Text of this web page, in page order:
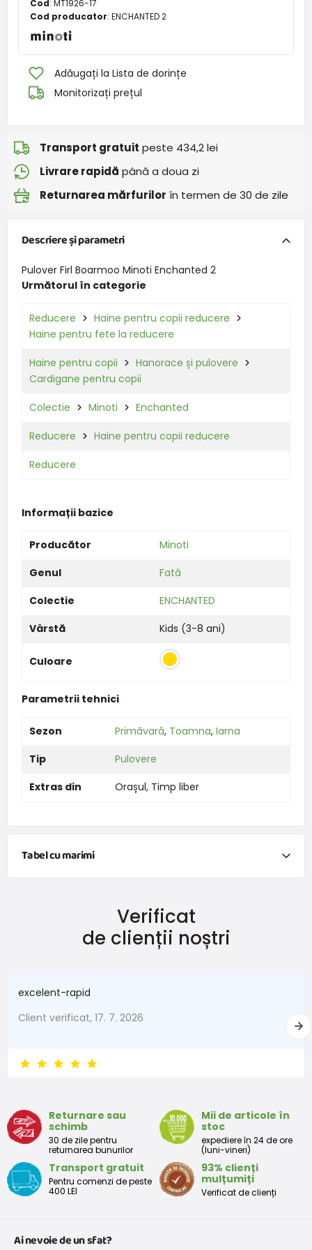
Cod : MT1926-17
Cod producator: ENCHANTED 2
Adăugați la Lista de dorințe
Monitorizați prețul
Transport gratuit peste 434,2 lei
Livrare rapidă până a doua zi
Returnarea mărfurilor în termen de 30 de zile
Descriere și parametri
Pulover Firl Boarmoo Minoti Enchanted 2
Următorul în categorie
Reducere
Haine pentru copii reducere
Haine pentru fete la reducere
Haine pentru copii
Hanorace și pulovere
Cardigane pentru copii
Colectie Minoti Enchanted
Reducere Haine pentru copii reducere
Reducere
Informații bazice
Producător
Minoti
Genul
Fată
Colectie
ENCHANTED
Vârstă
Kids (3-8 ani)
Culoare
Parametrii tehnici
Sezon Primăvară, Toamna, Iarna
Tip
Pulovere
Extras din
Orașul, Timp liber
Tabel cu marimi
Înălțime (cm)
New Baby do 50 do 3,4
1 - 3 luni
6 - 9 luni
Tabelul de dimensiuni aproximative pentru copii mici
Mărimea
Înălțime
Peste
bust
Taliei
(cm)
Peste
șolduri(cm)
Verificat
de clienții noștri
excelent-rapid
Client verificat, 17. 7. 2026
Returnare sau
schimb
30 de zile pentru
returnarea bunurilor
Mii de articole în
stoc
expediere în 24 de ore
(luni-vineri)
Transport gratuit
Pentru comenzi de peste
400 LEI
93% clienți
mulțumiți
Verificat de clienți
Ai nevoie de un sfat?